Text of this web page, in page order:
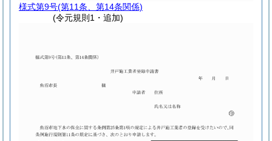
様式第9号(第11条、第14条関係)
(令元規則1・追加)